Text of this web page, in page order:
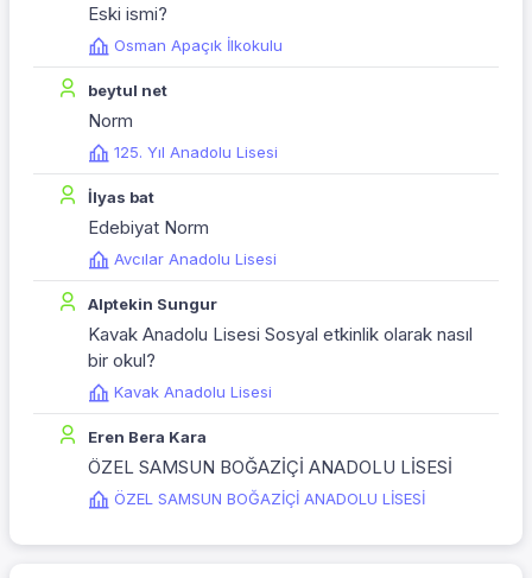
Eski ismi?
Osman Apaçık İlkokulu
beytul net
Norm
125. Yıl Anadolu Lisesi
İlyas bat
Edebiyat Norm
Avcılar Anadolu Lisesi
Alptekin Sungur
Kavak Anadolu Lisesi Sosyal etkinlik olarak nasıl
bir okul?
Kavak Anadolu Lisesi
Eren Bera Kara
ÖZEL SAMSUN BOĞAZİÇİ ANADOLU LİSESİ
ÖZEL SAMSUN BOĞAZİÇİ ANADOLU LİSESİ